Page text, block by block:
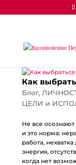
Как
Блог,
ЦЕЛИ и
Не все осознают
и это норма:
работа,
энергия,
когда нет